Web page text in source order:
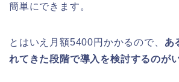
簡単にできます。
とはいえ月額5400円かかるので、 あ
れてきた段階で導入を検討するのが